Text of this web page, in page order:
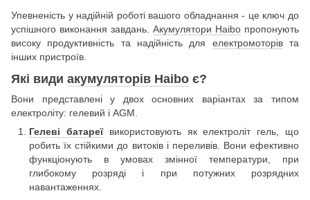
Упевненість у надійній роботі вашого обладнання - це ключ до
успішного виконання завдань. Акумулятори Haibo пропонують
високу продуктивність та надійність для електромоторівта
інших пристроїв.
Які види акумуляторів Haibo є?
Вони представлені у двох основних варіантах за типом
електроліту: гелевий і AGM.
Гелеві батареї
використовують як електроліт гель, що
робить їх стійкими до витоків і переливів. Вони ефективно
функціонують в умовах змінної температури, при
глибокому розряді і при потужних розрядних
навантаженнях.